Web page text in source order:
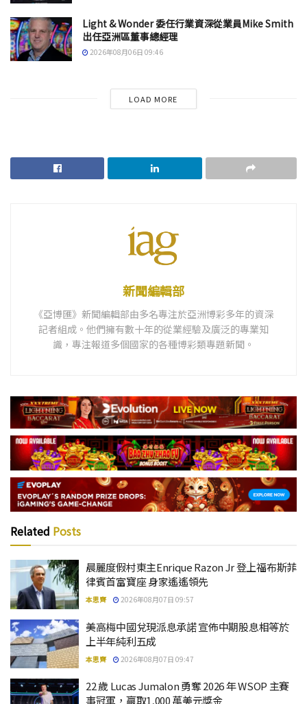
Light & Wonder 委任行業資深從業員Mike Smith
出任亞洲區董事總經理
2026年08月06日 09:46
LOAD MORE
新聞編輯部
《亞博匯》新聞編輯部由多名專注於亞洲博彩多年的資深
記者組成。他們擁有數十年的從業經驗及廣泛的專業知
識，專注報道多個國家的各種博彩類專題新聞。
Related Posts
晨麗度假村東主Enrique Razon Jr 登上福布斯菲
律賓首富寶座 身家遙遙領先
本思齊 2026年08月07日 09:57
美高梅中國兌現派息承諾 宣佈中期股息相等於
上半年純利五成
本思齊 2026年08月07日 09:47
22 歲 Lucas Jumalon 勇奪 2026 年 WSOP 主賽
事冠軍，贏取1,000 萬美元獎金